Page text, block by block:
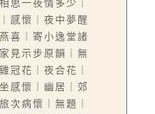
思一夜情多少｜
感懷｜夜中夢醒
喜｜寄小逸堂諸
見示步原韻｜無
冠花｜夜合花｜
感懷｜幽居｜郊
次病懷｜無題｜